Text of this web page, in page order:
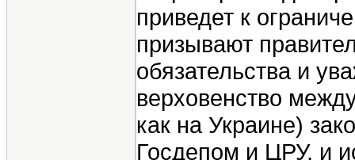
приведет к
призывают
обязательства и
верховенство
как на Украине)
Госдепом и ЦРУ, и